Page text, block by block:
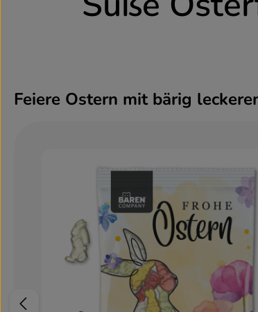
Produktgalerie überspringen
Feiere Ostern mit bärig